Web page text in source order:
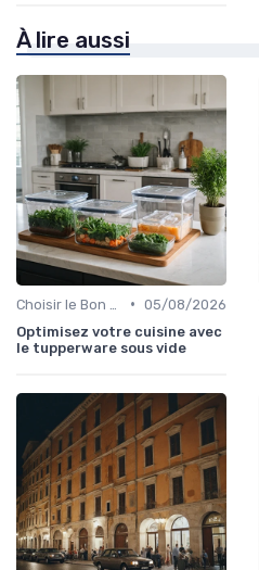
À lire aussi
• 05/08/2026
Optimisez votre cuisine avec
le tupperware sous vide